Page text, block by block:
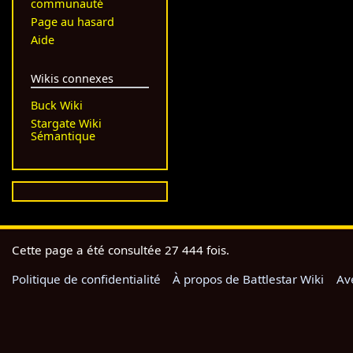
communauté
Page au hasard
Aide
Wikis connexes
Buck Wiki
Stargate Wiki
Sémantique
Cette page a été consultée 27 444 fois.
Politique de confidentialité
À propos de Battlestar Wiki